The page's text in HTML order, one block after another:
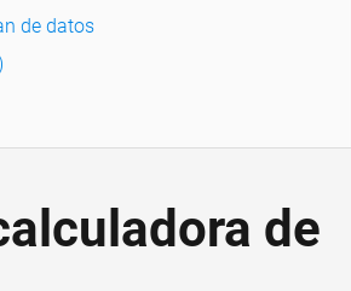
de datos
de